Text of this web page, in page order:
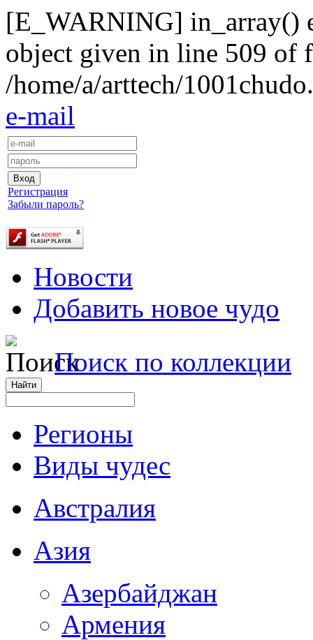
[E_WARNING] in_array()
object given in line 509 of
/home/a/arttech/
e-mail
Регистрация
Забыли пароль?
Новости
Добавить новое чудо
Поиск по коллекции
Регионы
Виды чудес
Австралия
Азия
Азербайджан
Армения